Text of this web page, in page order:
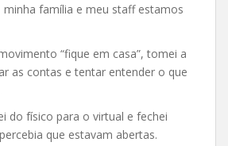
família e meu staff estamos
“fique em casa”, tomei a
as contas e tentar entender o que
do físico para o virtual e fechei
que estavam abertas.